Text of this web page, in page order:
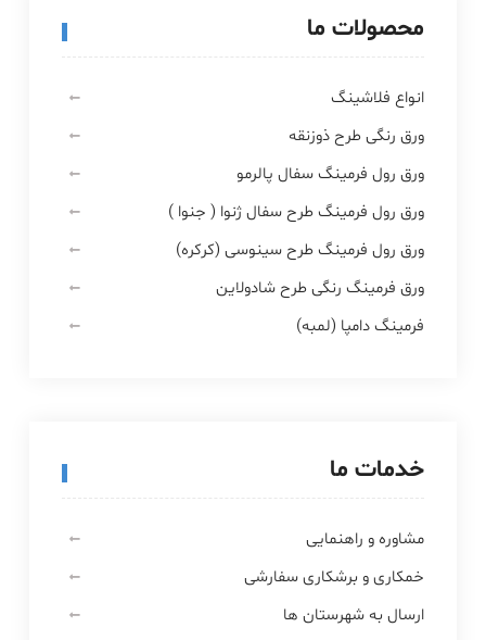
محصولات ما
انواع فلاشینگ
ورق رنگی طرح ذوزنقه
ورق رول فرمینگ سفال پالرمو
ورق رول فرمینگ طرح سفال ژنوا ( جنوا )
ورق رول فرمینگ طرح سینوسی (کرکره)
ورق فرمینگ رنگی طرح شادولاین
فرمینگ دامپا (لمبه)
خدمات ما
مشاوره و راهنمایی
خمکاری و برشکاری سفارشی
ارسال به شهرستان ها